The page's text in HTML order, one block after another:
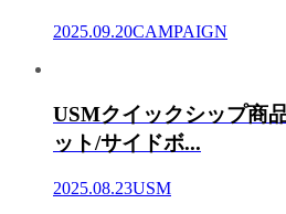
2025.09.20CAMPAIGN
USMクイックシップ商
ット/サイドボ...
2025.08.23USM